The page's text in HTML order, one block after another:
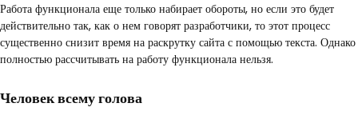
Работа функционала еще только набирает обороты, но если это будет
действительно так, как о нем говорят разработчики, то этот процесс
существенно снизит время на раскрутку сайта с помощью текста. Однако
полностью рассчитывать на работу функционала нельзя.
Человек всему голова